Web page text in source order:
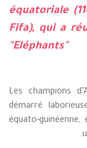
équatoriale
Fifa), qui a
Les champions
démarré
équato-